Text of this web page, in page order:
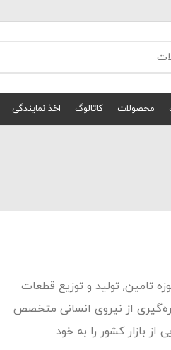
محصولات کاتالوگ اخذ نمایندگی
در حوزه تامین, تولید و توزیع قطعات
از نیروی انسانی متخصص
بازار کشور را به خود